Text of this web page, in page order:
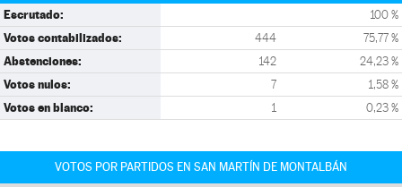
Escrutado: 100 %
Votos contabilizados: 444 75,77 %
Abstenciones: 142 24,23 %
Votos nulos: 7 1,58 %
Votos en blanco: 1 0,23 %
VOTOS POR PARTIDOS EN SAN MARTÍN DE MONTALBÁN